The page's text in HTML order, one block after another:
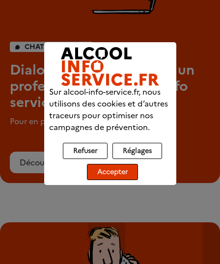
CHAT INDIVIDUEL
Dialoguez en direct avec un
professionnel d’Alcool info
service
Pour en parler en tout anonymat
Découvrez le chat
Sur alcool-info-service.fr, nous
utilisons des cookies et d’autres
traceurs pour optimiser nos
campagnes de prévention.
Refuser Réglages
Accepter